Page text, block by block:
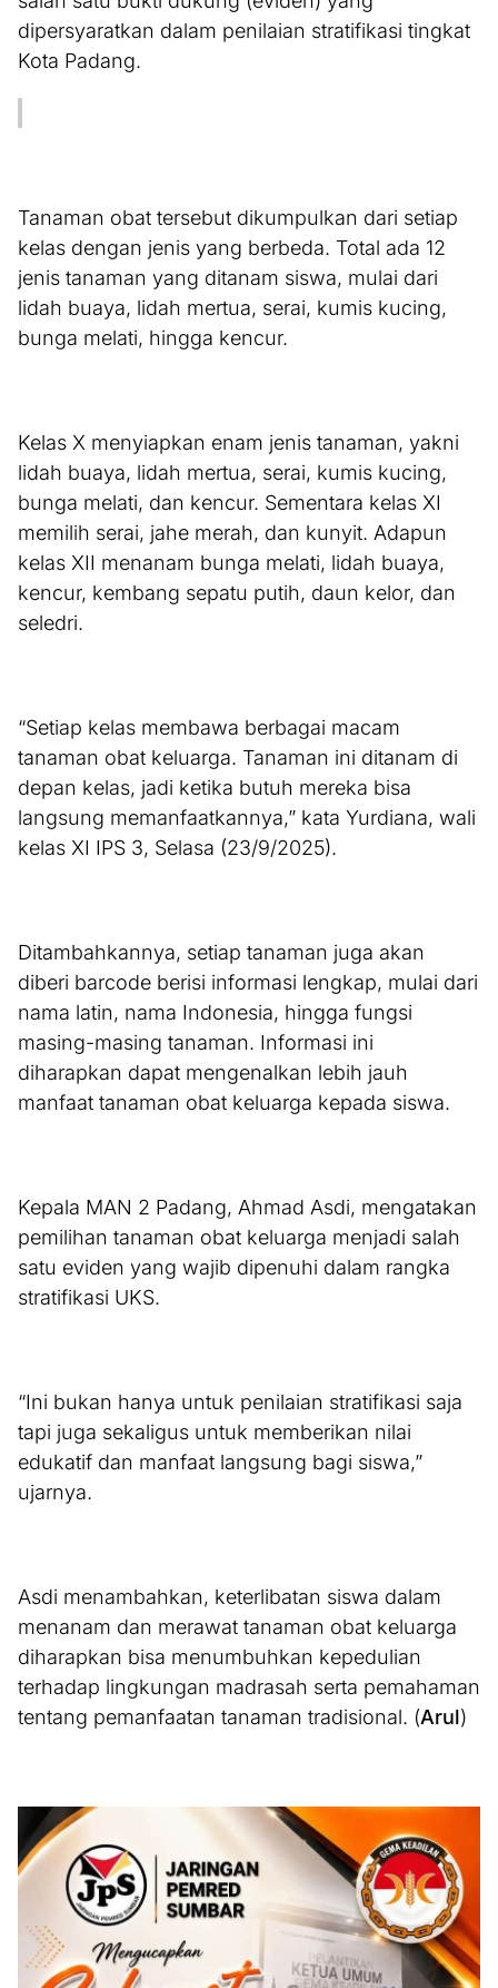
dipersyaratkan dalam penilaian stratifikasi tingkat
Kota Padang.
Tanaman obat tersebut dikumpulkan dari setiap
kelas dengan jenis yang berbeda. Total ada 12
jenis tanaman yang ditanam siswa, mulai dari
lidah buaya, lidah mertua, serai, kumis kucing,
bunga melati, hingga kencur.
Kelas X menyiapkan enam jenis tanaman, yakni
lidah buaya, lidah mertua, serai, kumis kucing,
bunga melati, dan kencur. Sementara kelas XI
memilih serai, jahe merah, dan kunyit. Adapun
kelas XII menanam bunga melati, lidah buaya,
kencur, kembang sepatu putih, daun kelor, dan
seledri.
“Setiap kelas membawa berbagai macam
tanaman obat keluarga. Tanaman ini ditanam di
depan kelas, jadi ketika butuh mereka bisa
langsung memanfaatkannya,” kata Yurdiana, wali
kelas XI IPS 3, Selasa (23/9/2025).
Ditambahkannya, setiap tanaman juga akan
diberi barcode berisi informasi lengkap, mulai dari
nama latin, nama Indonesia, hingga fungsi
masing-masing tanaman. Informasi ini
diharapkan dapat mengenalkan lebih jauh
manfaat tanaman obat keluarga kepada siswa.
Kepala MAN 2 Padang, Ahmad Asdi, mengatakan
pemilihan tanaman obat keluarga menjadi salah
satu eviden yang wajib dipenuhi dalam rangka
stratifikasi UKS.
“Ini bukan hanya untuk penilaian stratifikasi saja
tapi juga sekaligus untuk memberikan nilai
edukatif dan manfaat langsung bagi siswa,”
ujarnya.
Asdi menambahkan, keterlibatan siswa dalam
menanam dan merawat tanaman obat keluarga
diharapkan bisa menumbuhkan kepedulian
terhadap lingkungan madrasah serta pemahaman
tentang pemanfaatan tanaman tradisional. (Arul)